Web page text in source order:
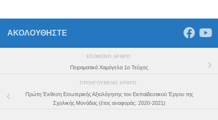
ΑΚΟΛΟΥΘΗΣΤΕ
ΕΠΌΜΕΝΟ ΆΡΘΡΟ
Πειραματικά Χαμόγελα 1ο Τεύχος
ΠΡΟΗΓΟΎΜΕΝΟ ΆΡΘΡΟ
Πρώτη Έκθεση Εσωτερικής Αξιολόγησης του Εκπαιδευτικού Έργου της
Σχολικής Μονάδας (έτος αναφοράς: 2020-2021)